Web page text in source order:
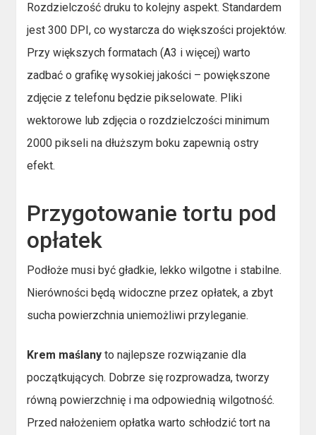
Rozdzielczość druku to kolejny aspekt. Standardem
jest 300 DPI, co wystarcza do większości projektów.
Przy większych formatach (A3 i więcej) warto
zadbać o grafikę wysokiej jakości – powiększone
zdjęcie z telefonu będzie pikselowate. Pliki
wektorowe lub zdjęcia o rozdzielczości minimum
2000 pikseli na dłuższym boku zapewnią ostry
efekt.
Przygotowanie tortu pod
opłatek
Podłoże musi być gładkie, lekko wilgotne i stabilne.
Nierówności będą widoczne przez opłatek, a zbyt
sucha powierzchnia uniemożliwi przyleganie.
Krem maślany to najlepsze rozwiązanie dla
początkujących. Dobrze się rozprowadza, tworzy
równą powierzchnię i ma odpowiednią wilgotność.
Przed nałożeniem opłatka warto schłodzić tort na